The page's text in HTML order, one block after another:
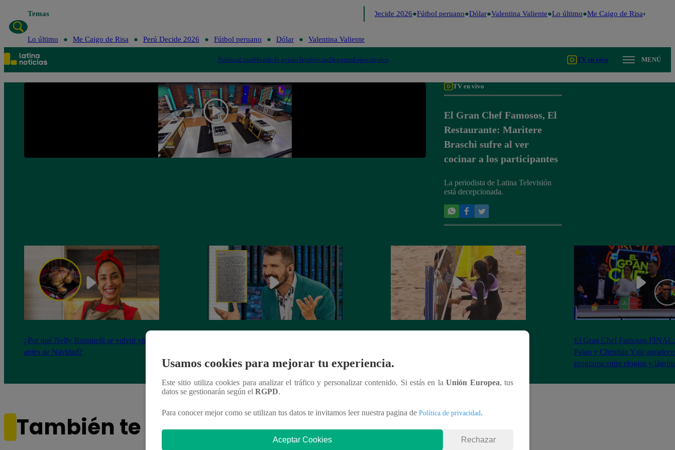
Temas Perú Decide 2026 Fútbol peruano Dólar Valentina Valiente Lo último Me Caigo de Risa Perú
Lo último Me Caigo de Risa Perú Decide 2026 Fútbol peruano Dólar Valentina Valiente
PolíticaLimaMundoTe ayudoTendenciasDeportesEspectáculos TV en vivo MENÚ
TV en vivo
El Gran Chef Famosos, El
Restaurante: Maritere
Braschi sufre al ver
cocinar a los participantes
La periodista de Latina Televisión
está decepcionada.
¿Por qué Nelly Rossinelli se volvió viral
antes de Navidad?
de STEVE PALAO
El Gran Chef Famosos
Palao y Christian Ysla
programa entre elogios y
También te puede interesar
Usamos cookies para mejorar tu experiencia.
Este sitio utiliza cookies para analizar el tráfico y personalizar contenido. Si estás en laUnión Europea, tus
datos se gestionarán según el RGPD.
Para conocer mejor como se utilizan tus datos te invitamos leer nuestra pagina de Política de privacidad.
Aceptar Cookies Rechazar